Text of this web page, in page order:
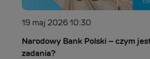
19 maj 2026 10:30
Narodowy Bank Polski – czym
zadania?